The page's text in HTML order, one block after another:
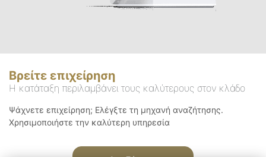
Βρείτε επιχείρηση
Η κατάταξη περιλαμβάνει τους καλύτερους στον κλάδο
Ψάχνετε επιχείρηση; Ελέγξτε τη μηχανή αναζήτησης.
Χρησιμοποιήστε την καλύτερη υπηρεσία